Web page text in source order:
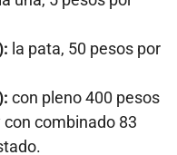
la pata, 50 pesos por
con pleno 400 pesos
combinado 83